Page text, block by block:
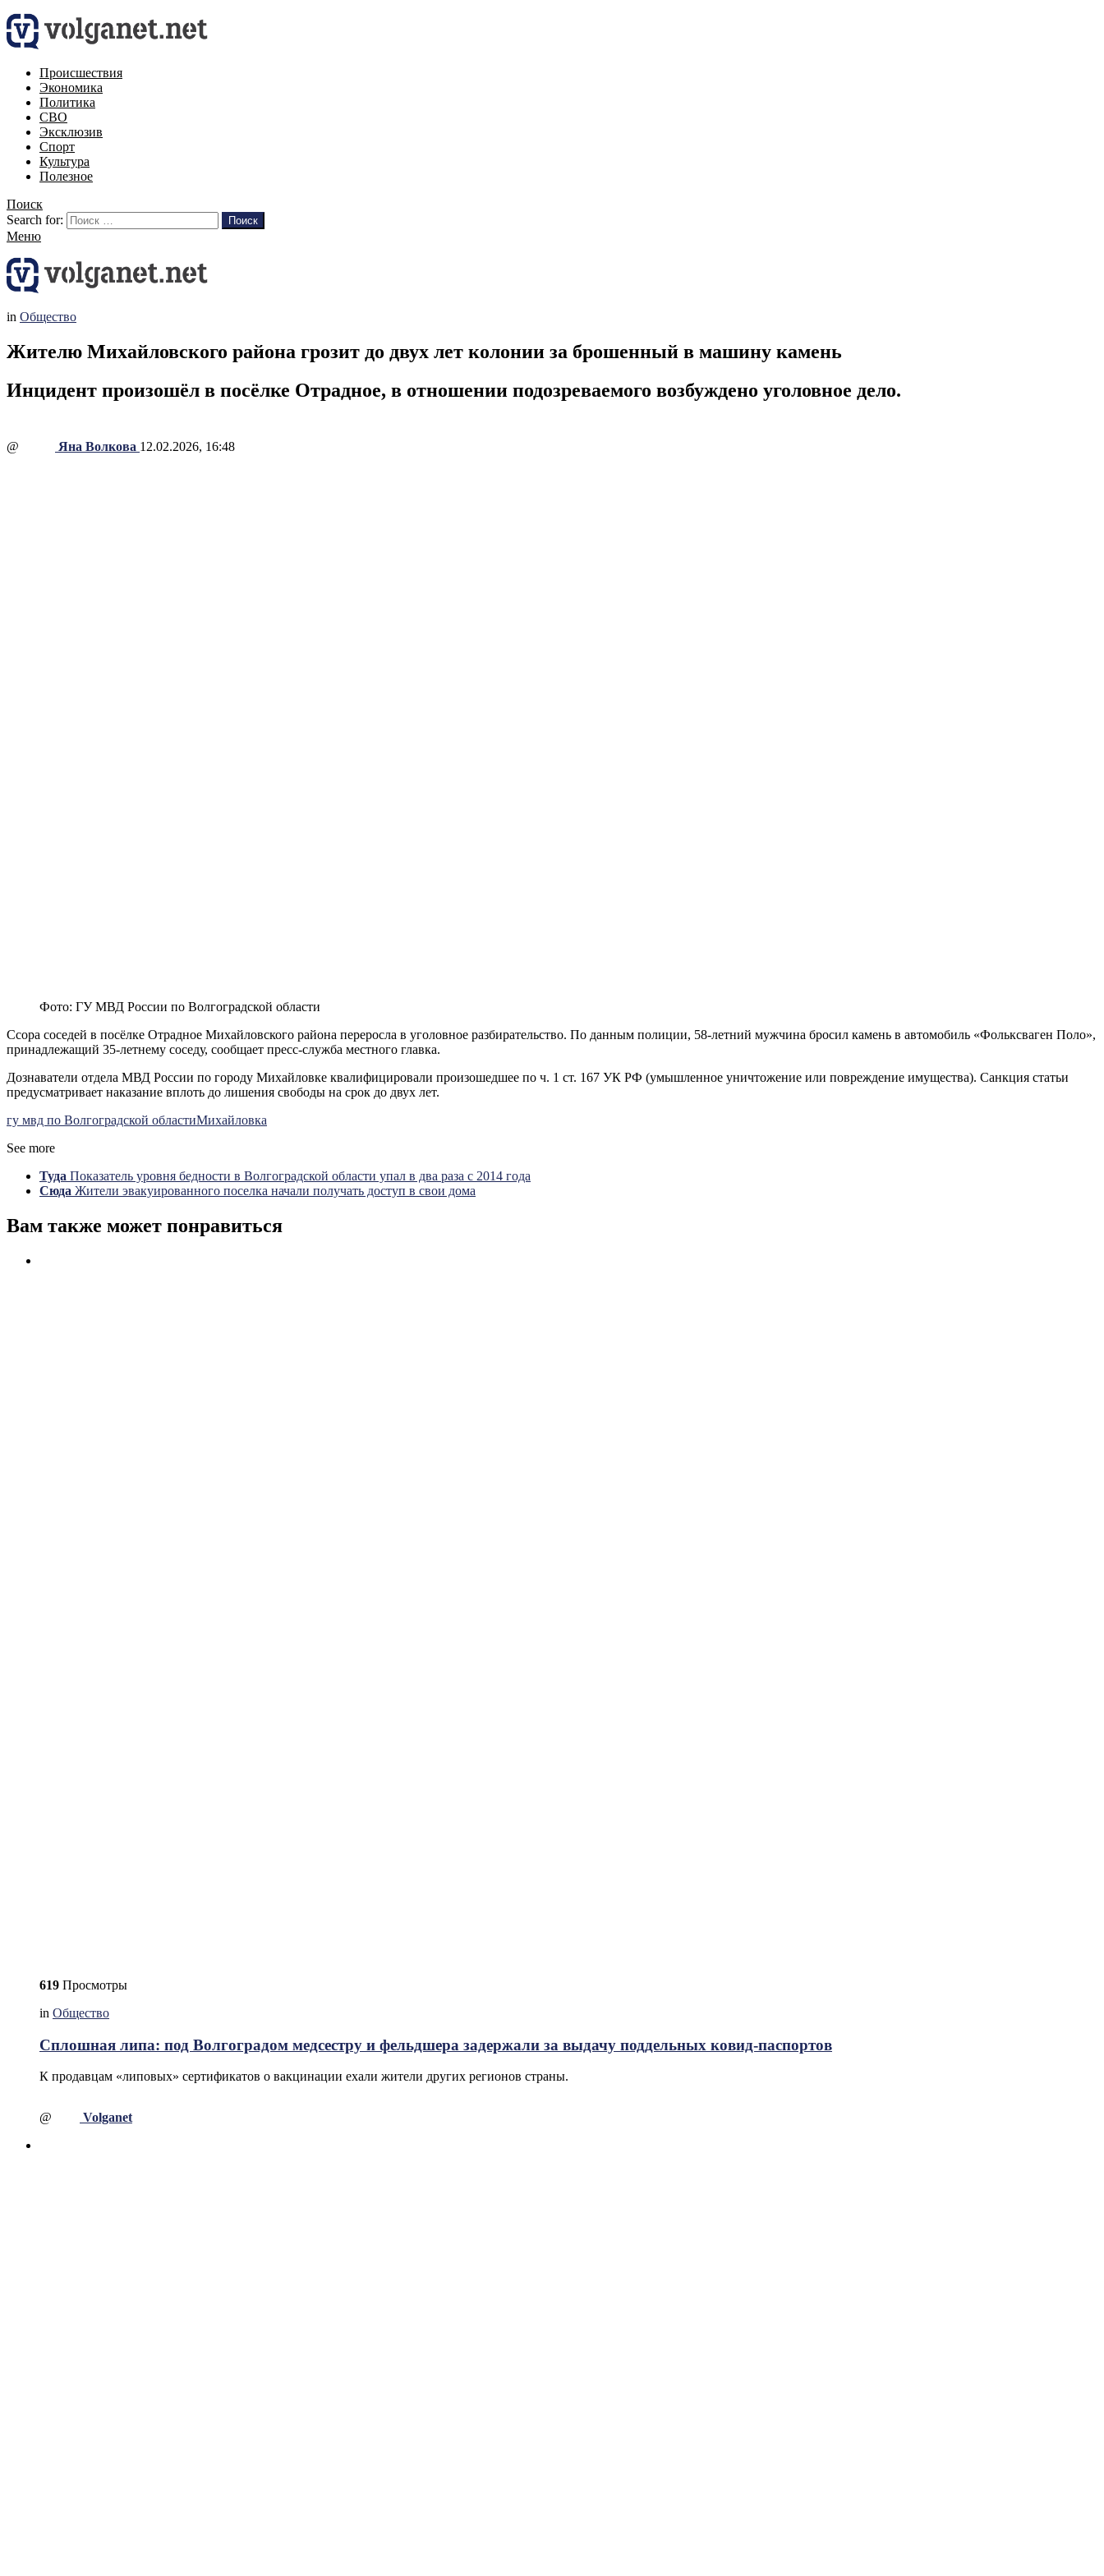
Происшествия
Экономика
Политика
СВО
Эксклюзив
Спорт
Культура
Полезное
Поиск
Search for:
Поиск
Меню
in Общество
Жителю Михайловского района грозит до двух лет колонии за брошенный в машину камень
Инцидент произошёл в посёлке Отрадное, в отношении подозреваемого возбуждено уголовное дело.
@ Яна Волкова 12.02.2026, 16:48
Фото: ГУ МВД России по Волгоградской области
Ссора соседей в посёлке Отрадное Михайловского района переросла в уголовное разбирательство. По данным полиции, 58-летний мужчина бросил камень в автомобиль «Фольксваген Поло»,
принадлежащий 35-летнему соседу, сообщает пресс-служба местного главка.
Дознаватели отдела МВД России по городу Михайловке квалифицировали произошедшее по ч. 1 ст. 167 УК РФ (умышленное уничтожение или повреждение имущества). Санкция статьи
предусматривает наказание вплоть до лишения свободы на срок до двух лет.
гу мвд по Волгоградской областиМихайловка
See more
Туда Показатель уровня бедности в Волгоградской области упал в два раза с 2014 года
Сюда Жители эвакуированного поселка начали получать доступ в свои дома
Вам также может понравиться
619 Просмотры
in Общество
Сплошная липа: под Волгоградом медсестру и фельдшера задержали за выдачу поддельных ковид-паспортов
К продавцам «липовых» сертификатов о вакцинации ехали жители других регионов страны.
@ Volganet